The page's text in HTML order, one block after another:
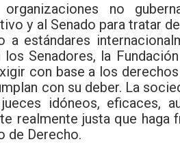
no
y al Senado para tratar
a estándares
Senadores, la
con base a los
con su deber. La
idóneos, eficaces,
realmente justa que haga
de Derecho.